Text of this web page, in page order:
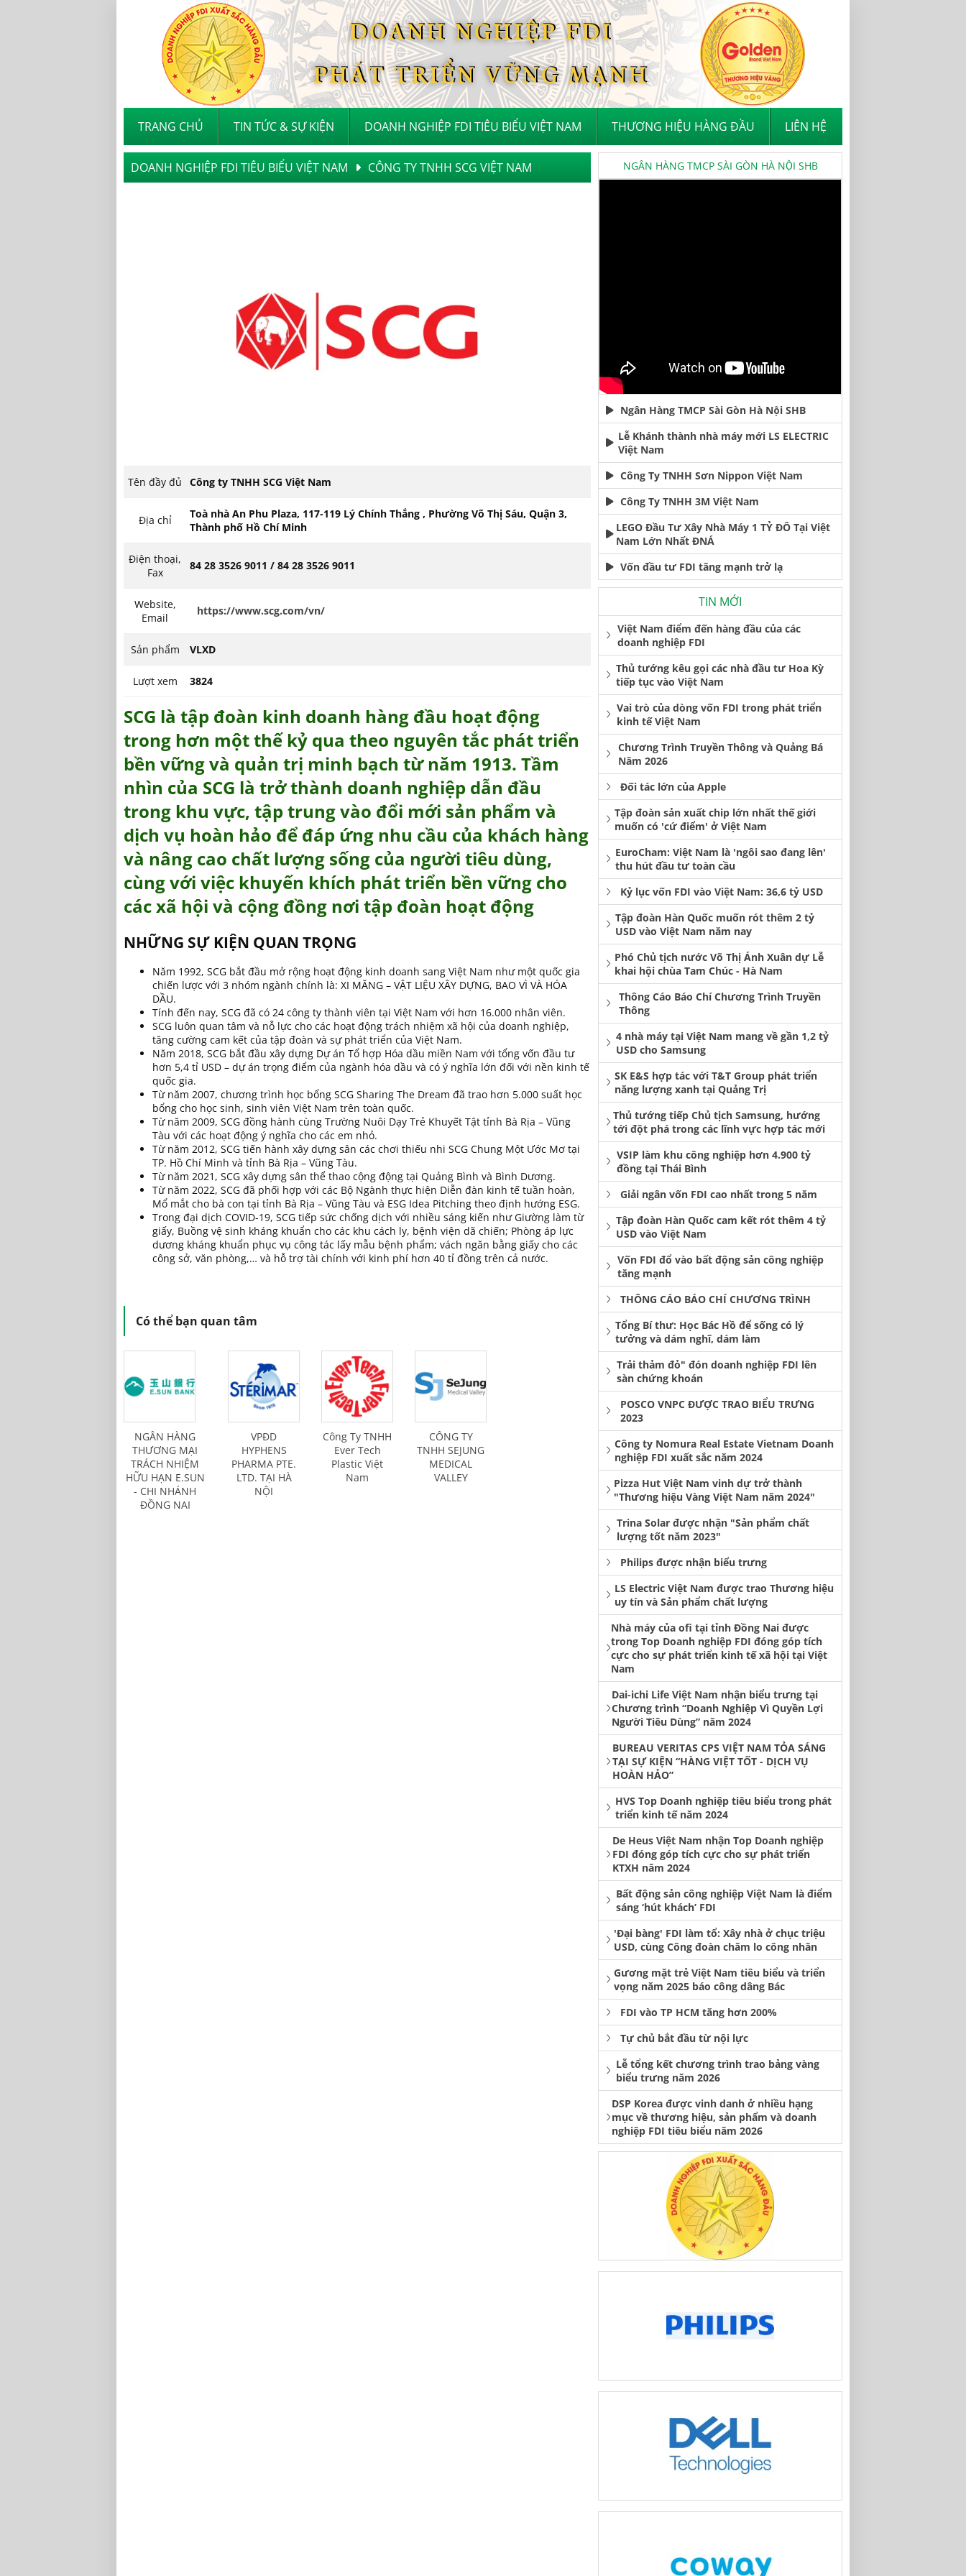
TRANG CHỦ TIN TỨC & SỰ KIỆN DOANH NGHIỆP FDI TIÊU BIỂU VIỆT NAM THƯƠNG HIỆU HÀNG ĐẦU LIÊN HỆ
DOANH NGHIỆP FDI TIÊU BIỂU VIỆT NAM CÔNG TY TNHH SCG VIỆT NAM
Tên đầy đủ Công ty TNHH SCG Việt Nam
Địa chỉ
Toà nhà An Phu Plaza, 117-119 Lý Chính Thắng , Phường Võ Thị Sáu, Quận 3,
Thành phố Hồ Chí Minh
Điện thoại,
Fax
84 28 3526 9011 / 84 28 3526 9011
Website,
Email
https://www.scg.com/vn/
Sản phẩm VLXD
Lượt xem 3824
SCG là tập đoàn kinh doanh hàng đầu hoạt động
trong hơn một thế kỷ qua theo nguyên tắc phát triển
bền vững và quản trị minh bạch từ năm 1913. Tầm
nhìn của SCG là trở thành doanh nghiệp dẫn đầu
trong khu vực, tập trung vào đổi mới sản phẩm và
dịch vụ hoàn hảo để đáp ứng nhu cầu của khách hàng
và nâng cao chất lượng sống của người tiêu dùng,
cùng với việc khuyến khích phát triển bền vững cho
các xã hội và cộng đồng nơi tập đoàn hoạt động
NHỮNG SỰ KIỆN QUAN TRỌNG
Năm 1992, SCG bắt đầu mở rộng hoạt động kinh doanh sang Việt Nam như một quốc gia
chiến lược với 3 nhóm ngành chính là: XI MĂNG – VẬT LIỆU XÂY DỰNG, BAO VÌ VÀ HÓA
DẦU.
Tính đến nay, SCG đã có 24 công ty thành viên tại Việt Nam với hơn 16.000 nhân viên.
SCG luôn quan tâm và nỗ lực cho các hoạt động trách nhiệm xã hội của doanh nghiệp,
tăng cường cam kết của tập đoàn và sự phát triển của Việt Nam.
Năm 2018, SCG bắt đầu xây dựng Dự án Tổ hợp Hóa dầu miền Nam với tổng vốn đầu tư
hơn 5,4 tỉ USD – dự án trọng điểm của ngành hóa dầu và có ý nghĩa lớn đối với nền kinh tế
quốc gia.
Từ năm 2007, chương trình học bổng SCG Sharing The Dream đã trao hơn 5.000 suất học
bổng cho học sinh, sinh viên Việt Nam trên toàn quốc.
Từ năm 2009, SCG đồng hành cùng Trường Nuôi Dạy Trẻ Khuyết Tật tỉnh Bà Rịa – Vũng
Tàu với các hoạt động ý nghĩa cho các em nhỏ.
Từ năm 2012, SCG tiến hành xây dựng sân các chơi thiếu nhi SCG Chung Một Ước Mơ tại
TP. Hồ Chí Minh và tỉnh Bà Rịa – Vũng Tàu.
Từ năm 2021, SCG xây dựng sân thể thao cộng động tại Quảng Bình và Bình Dương.
Từ năm 2022, SCG đã phối hợp với các Bộ Ngành thực hiện Diễn đàn kinh tế tuần hoàn,
Mổ mắt cho bà con tại tỉnh Bà Rịa – Vũng Tàu và ESG Idea Pitching theo định hướng ESG.
Trong đại dịch COVID-19, SCG tiếp sức chống dịch với nhiều sáng kiến như Giường làm từ
giấy, Buồng vệ sinh kháng khuẩn cho các khu cách ly, bệnh viện dã chiến; Phòng áp lực
dương kháng khuẩn phục vụ công tác lấy mẫu bệnh phẩm; vách ngăn bằng giấy cho các
công sở, văn phòng,… và hỗ trợ tài chính với kinh phí hơn 40 tỉ đồng trên cả nước.
Có thể bạn quan tâm
NGÂN HÀNG
THƯƠNG MẠI
TRÁCH NHIỆM
HỮU HẠN E.SUN
- CHI NHÁNH
ĐỒNG NAI
VPĐD
HYPHENS
PHARMA PTE.
LTD. TẠI HÀ
NỘI
Công Ty TNHH
Ever Tech
Plastic Việt
Nam
CÔNG TY
TNHH SEJUNG
MEDICAL
VALLEY
NGÂN HÀNG TMCP SÀI GÒN HÀ NỘI SHB
Ngân Hàng TMCP Sài Gòn Hà Nội SHB
Lễ Khánh thành nhà máy mới LS ELECTRIC
Việt Nam
Công Ty TNHH Sơn Nippon Việt Nam
Công Ty TNHH 3M Việt Nam
LEGO Đầu Tư Xây Nhà Máy 1 TỶ ĐÔ Tại Việt
Nam Lớn Nhất ĐNÁ
Vốn đầu tư FDI tăng mạnh trở lạ
TIN MỚI
Việt Nam điểm đến hàng đầu của các
doanh nghiệp FDI
Thủ tướng kêu gọi các nhà đầu tư Hoa Kỳ
tiếp tục vào Việt Nam
Vai trò của dòng vốn FDI trong phát triển
kinh tế Việt Nam
Chương Trình Truyền Thông và Quảng Bá
Năm 2026
Đối tác lớn của Apple
Tập đoàn sản xuất chip lớn nhất thế giới
muốn có 'cứ điểm' ở Việt Nam
EuroCham: Việt Nam là 'ngôi sao đang lên'
thu hút đầu tư toàn cầu
Kỷ lục vốn FDI vào Việt Nam: 36,6 tỷ USD
Tập đoàn Hàn Quốc muốn rót thêm 2 tỷ
USD vào Việt Nam năm nay
Phó Chủ tịch nước Võ Thị Ánh Xuân dự Lễ
khai hội chùa Tam Chúc - Hà Nam
Thông Cáo Báo Chí Chương Trình Truyền
Thông
4 nhà máy tại Việt Nam mang về gần 1,2 tỷ
USD cho Samsung
SK E&S hợp tác với T&T Group phát triển
năng lượng xanh tại Quảng Trị
Thủ tướng tiếp Chủ tịch Samsung, hướng
tới đột phá trong các lĩnh vực hợp tác mới
VSIP làm khu công nghiệp hơn 4.900 tỷ
đồng tại Thái Bình
Giải ngân vốn FDI cao nhất trong 5 năm
Tập đoàn Hàn Quốc cam kết rót thêm 4 tỷ
USD vào Việt Nam
Vốn FDI đổ vào bất động sản công nghiệp
tăng mạnh
THÔNG CÁO BÁO CHÍ CHƯƠNG TRÌNH
Tổng Bí thư: Học Bác Hồ để sống có lý
tưởng và dám nghĩ, dám làm
Trải thảm đỏ" đón doanh nghiệp FDI lên
sàn chứng khoán
POSCO VNPC ĐƯỢC TRAO BIỂU TRƯNG
2023
Công ty Nomura Real Estate Vietnam Doanh
nghiệp FDI xuất sắc năm 2024
Pizza Hut Việt Nam vinh dự trở thành
"Thương hiệu Vàng Việt Nam năm 2024"
Trina Solar được nhận "Sản phẩm chất
lượng tốt năm 2023"
Philips được nhận biểu trưng
LS Electric Việt Nam được trao Thương hiệu
uy tín và Sản phẩm chất lượng
Nhà máy của ofi tại tỉnh Đồng Nai được
trong Top Doanh nghiệp FDI đóng góp tích
cực cho sự phát triển kinh tế xã hội tại Việt
Nam
Dai-ichi Life Việt Nam nhận biểu trưng tại
Chương trình “Doanh Nghiệp Vì Quyền Lợi
Người Tiêu Dùng” năm 2024
BUREAU VERITAS CPS VIỆT NAM TỎA SÁNG
TẠI SỰ KIỆN “HÀNG VIỆT TỐT - DỊCH VỤ
HOÀN HẢO”
HVS Top Doanh nghiệp tiêu biểu trong phát
triển kinh tế năm 2024
De Heus Việt Nam nhận Top Doanh nghiệp
FDI đóng góp tích cực cho sự phát triển
KTXH năm 2024
Bất động sản công nghiệp Việt Nam là điểm
sáng ‘hút khách’ FDI
'Đại bàng' FDI làm tổ: Xây nhà ở chục triệu
USD, cùng Công đoàn chăm lo công nhân
Gương mặt trẻ Việt Nam tiêu biểu và triển
vọng năm 2025 báo công dâng Bác
FDI vào TP HCM tăng hơn 200%
Tự chủ bắt đầu từ nội lực
Lễ tổng kết chương trình trao bảng vàng
biểu trưng năm 2026
DSP Korea được vinh danh ở nhiều hạng
mục về thương hiệu, sản phẩm và doanh
nghiệp FDI tiêu biểu năm 2026